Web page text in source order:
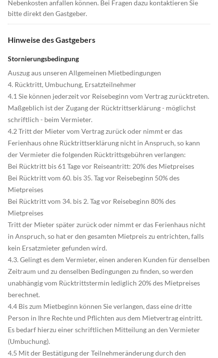
Nebenkosten anfallen können. Bei Fragen dazu kontaktieren Sie
bitte direkt den Gastgeber.
Hinweise des Gastgebers
Stornierungsbedingung
Auszug aus unseren Allgemeinen Mietbedingungen
4. Rücktritt, Umbuchung, Ersatzteilnehmer
4.1 Sie können jederzeit vor Reisebeginn vom Vertrag zurücktreten.
Maßgeblich ist der Zugang der Rücktrittserklärung - möglichst
schriftlich - beim Vermieter.
4.2 Tritt der Mieter vom Vertrag zurück oder nimmt er das
Ferienhaus ohne Rücktrittserklärung nicht in Anspruch, so kann
der Vermieter die folgenden Rücktrittsgebühren verlangen:
Bei Rücktritt bis 61 Tage vor Reiseantritt: 20% des Mietpreises
Bei Rücktritt vom 60. bis 35. Tag vor Reisebeginn 50% des
Mietpreises
Bei Rücktritt vom 34. bis 2. Tag vor Reisebeginn 80% des
Mietpreises
Tritt der Mieter später zurück oder nimmt er das Ferienhaus nicht
in Anspruch, so hat er den gesamten Mietpreis zu entrichten, falls
kein Ersatzmieter gefunden wird.
4.3. Gelingt es dem Vermieter, einen anderen Kunden für denselben
Zeitraum und zu denselben Bedingungen zu finden, so werden
unabhängig vom Rücktrittstermin lediglich 20% des Mietpreises
berechnet.
4.4 Bis zum Mietbeginn können Sie verlangen, dass eine dritte
Person in Ihre Rechte und Pflichten aus dem Mietvertrag eintritt.
Es bedarf hierzu einer schriftlichen Mitteilung an den Vermieter
(Umbuchung).
4.5 Mit der Bestätigung der Teilnehmeränderung durch den